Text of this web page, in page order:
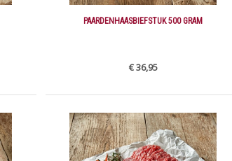
PAARDENHAASBIEFSTUK 500 GRAM
€ 36,95